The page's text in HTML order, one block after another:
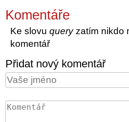
Komentáře
Ke slovuqueryzatím nikdo
komentář
Přidat nový komentář